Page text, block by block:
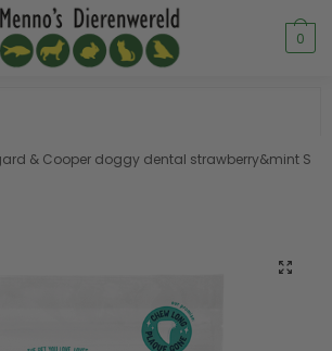
0
& Cooper doggy dental strawberry&mint S